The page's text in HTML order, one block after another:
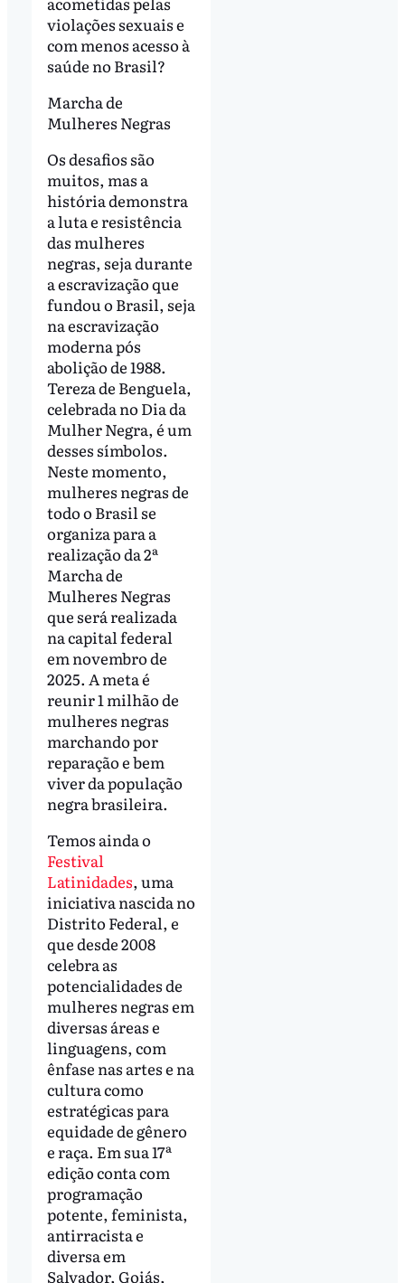
violações sexuais e
com menos acesso à
saúde no Brasil?
Marcha de
Mulheres Negras
Os desafios são
muitos, mas a
história demonstra
a luta e resistência
das mulheres
negras, seja durante
a escravização que
fundou o Brasil, seja
na escravização
moderna pós
abolição de 1988.
Tereza de Benguela,
celebrada no Dia da
Mulher Negra, é um
desses símbolos.
Neste momento,
mulheres negras de
todo o Brasil se
organiza para a
realização da 2ª
Marcha de
Mulheres Negras
que será realizada
na capital federal
em novembro de
2025. A meta é
reunir 1 milhão de
mulheres negras
marchando por
reparação e bem
viver da população
negra brasileira.
Temos ainda o
Festival
Latinidades, uma
iniciativa nascida no
Distrito Federal, e
que desde 2008
celebra as
potencialidades de
mulheres negras em
diversas áreas e
linguagens, com
ênfase nas artes e na
cultura como
estratégicas para
equidade de gênero
e raça. Em sua 17ª
edição conta com
programação
potente, feminista,
antirracista e
diversa em
Salvador, Goiás,